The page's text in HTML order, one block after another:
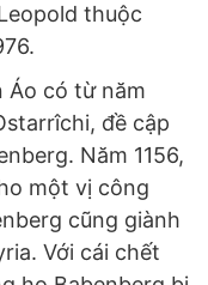
thuộc
Áo có từ năm
đề cập
Năm 1156,
một vị công
cũng giành
Với cái chết